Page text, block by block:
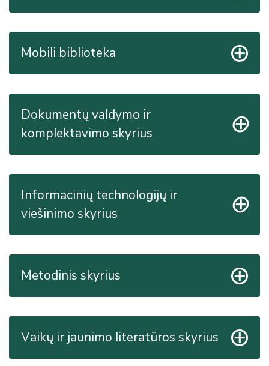
Mobili biblioteka
Dokumentų valdymo ir
komplektavimo skyrius
Informacinių technologijų ir
viešinimo skyrius
Metodinis skyrius
Vaikų ir jaunimo literatūros skyrius